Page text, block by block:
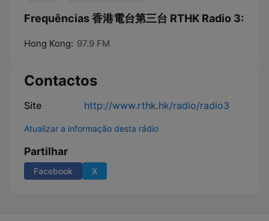
Frequências 香港電台第三台 RTHK Radio 3:
Hong Kong: 97.9 FM
Contactos
Site http://www.rthk.hk/radio/radio3
Atualizar a informação desta rádio
Partilhar
Facebook X